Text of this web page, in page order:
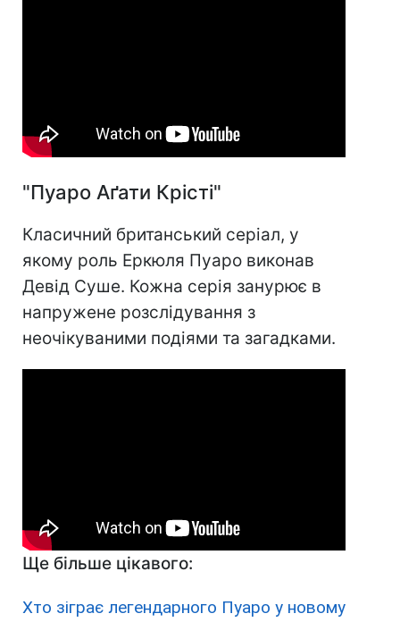
"Пуаро Аґати Крісті"
Класичний британський серіал, у
якому роль Еркюля Пуаро виконав
Девід Суше. Кожна серія занурює в
напружене розслідування з
неочікуваними подіями та загадками.
Ще більше цікавого:
Хто зіграє легендарного Пуаро у новому